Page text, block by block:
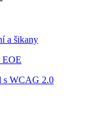
a šikany
EOE
s WCAG 2.0